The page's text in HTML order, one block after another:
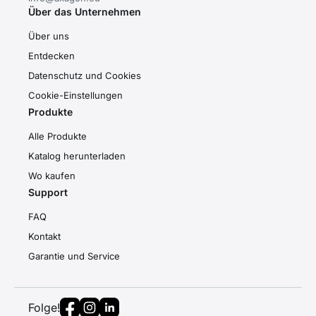
Über das Unternehmen
Über uns
Entdecken
Datenschutz und Cookies
Cookie-Einstellungen
Produkte
Alle Produkte
Katalog herunterladen
Wo kaufen
Support
FAQ
Kontakt
Garantie und Service
Folge!